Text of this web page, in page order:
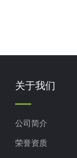
关于我们
公司简介
荣誉资质